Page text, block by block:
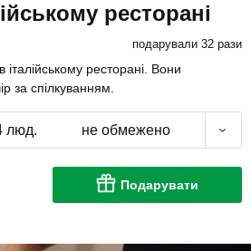
ресторані
подарували 32 рази
італійському ресторані. Вони
за спілкуванням.
люд. не обмежено
Подарувати